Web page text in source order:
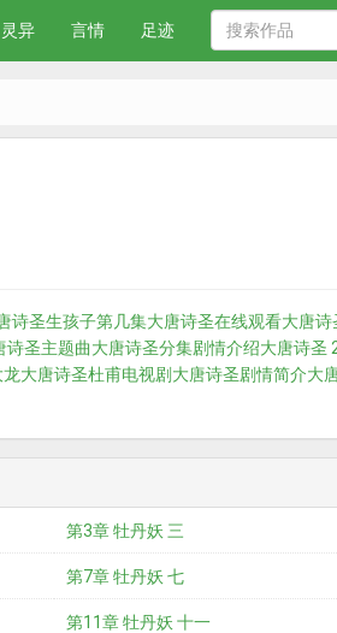
灵异 言情 足迹
诗圣生孩子第几集大唐诗圣在线观看大唐诗
诗圣主题曲大唐诗圣分集剧情介绍大唐诗圣
大唐诗圣杜甫电视剧 大唐诗圣剧情简介大
第3章 牡丹妖 三
第7章 牡丹妖 七
第11章 牡丹妖 十一